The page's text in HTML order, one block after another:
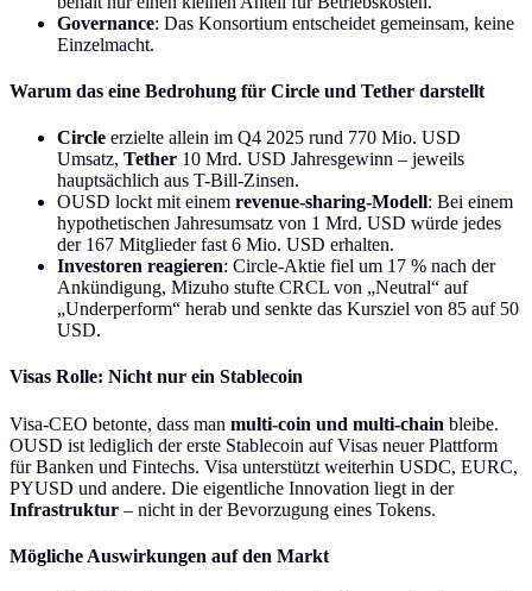
Governance: Das Konsortium entscheidet gemeinsam, keine
Einzelmacht.
Warum das eine Bedrohung für Circle und Tether darstellt
Circle erzielte allein im Q4 2025 rund 770 Mio. USD
Umsatz, Tether 10 Mrd. USD Jahresgewinn – jeweils
hauptsächlich aus T-Bill-Zinsen.
OUSD lockt mit einem revenue-sharing-Modell: Bei einem
hypothetischen Jahresumsatz von 1 Mrd. USD würde jedes
der 167 Mitglieder fast 6 Mio. USD erhalten.
Investoren reagieren: Circle-Aktie fiel um 17 % nach der
Ankündigung, Mizuho stufte CRCL von „Neutral“ auf
„Underperform“ herab und senkte das Kursziel von 85 auf 50
USD.
Visas Rolle: Nicht nur ein Stablecoin
Visa-CEO betonte, dass man multi-coin und multi-chain bleibe.
OUSD ist lediglich der erste Stablecoin auf Visas neuer Plattform
für Banken und Fintechs. Visa unterstützt weiterhin USDC, EURC,
PYUSD und andere. Die eigentliche Innovation liegt in der
Infrastruktur – nicht in der Bevorzugung eines Tokens.
Mögliche Auswirkungen auf den Markt